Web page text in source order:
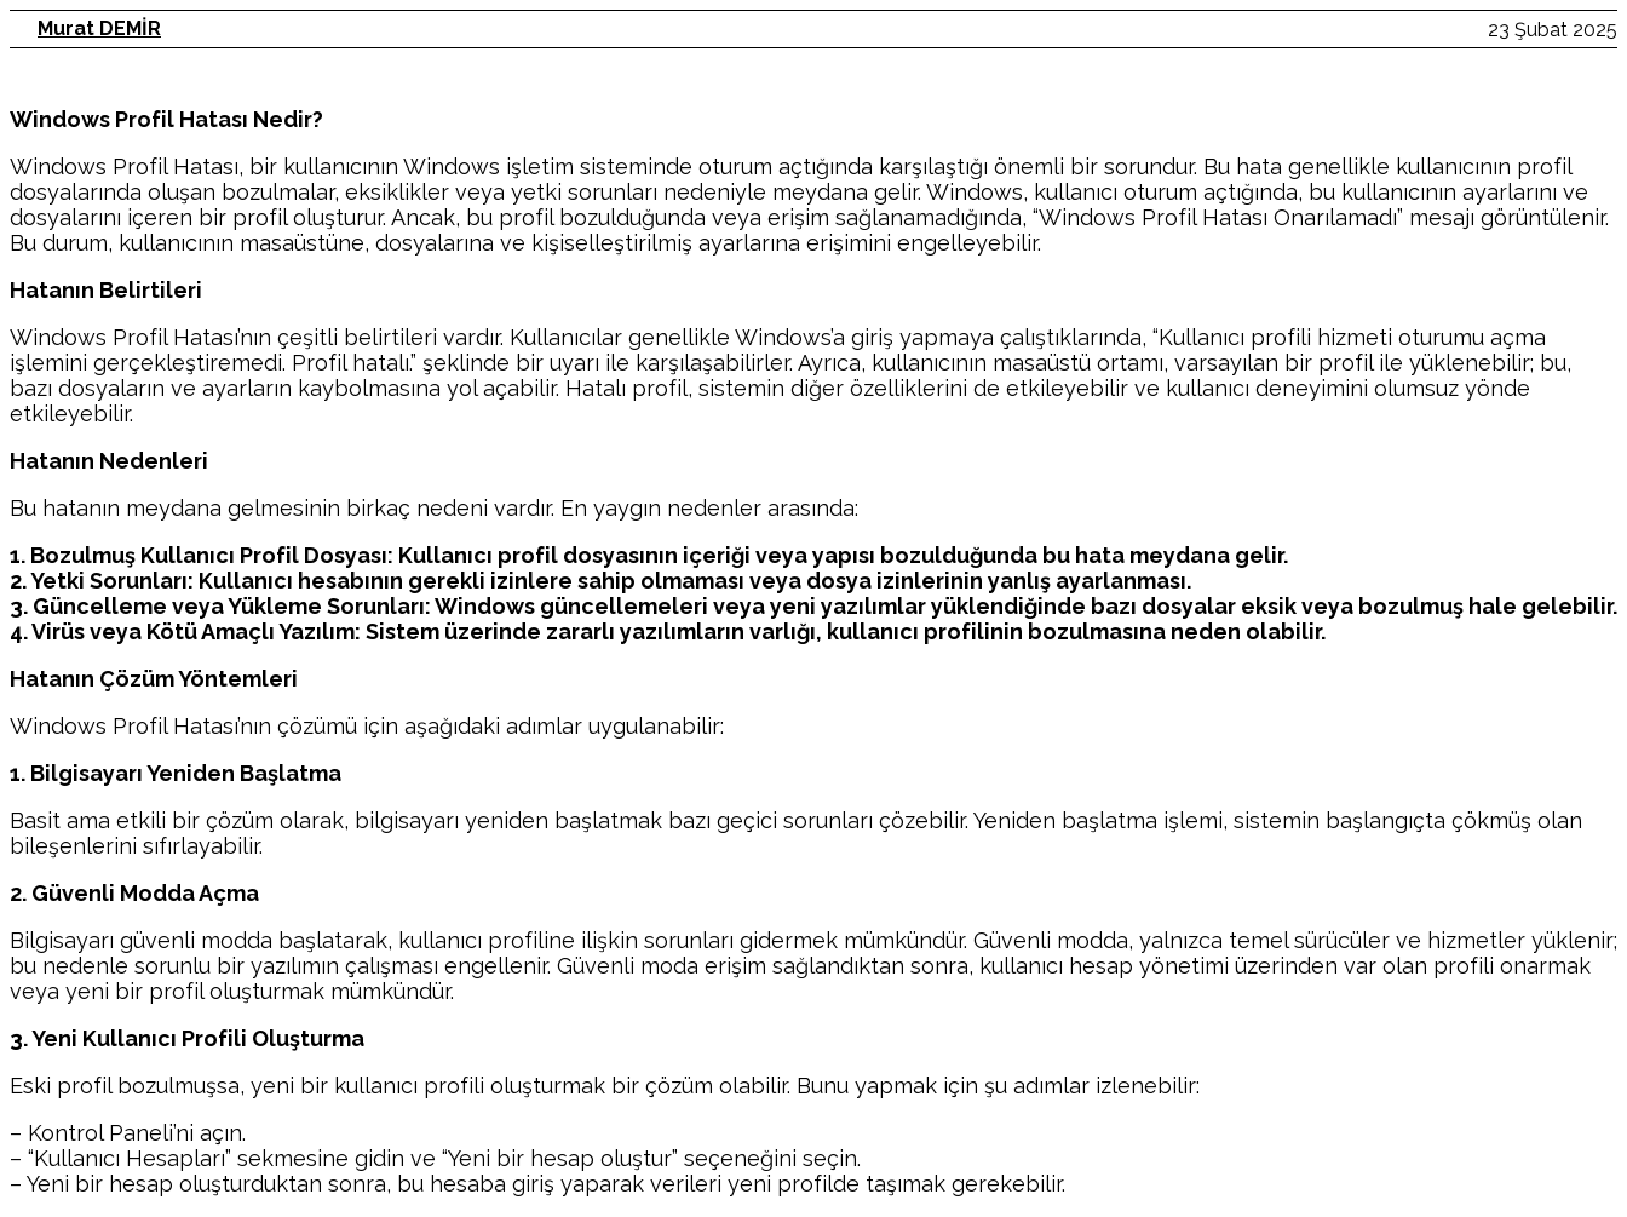
23 Şubat 2025
Murat DEMİR
Windows Profil Hatası Nedir?
Windows Profil Hatası, bir kullanıcının Windows işletim sisteminde oturum açtığında karşılaştığı önemli bir sorundur. Bu hata genellikle kullanıcının profil
dosyalarında oluşan bozulmalar, eksiklikler veya yetki sorunları nedeniyle meydana gelir. Windows, kullanıcı oturum açtığında, bu kullanıcının ayarlarını ve
dosyalarını içeren bir profil oluşturur. Ancak, bu profil bozulduğunda veya erişim sağlanamadığında, “Windows Profil Hatası Onarılamadı” mesajı görüntülenir.
Bu durum, kullanıcının masaüstüne, dosyalarına ve kişiselleştirilmiş ayarlarına erişimini engelleyebilir.
Hatanın Belirtileri
Windows Profil Hatası’nın çeşitli belirtileri vardır. Kullanıcılar genellikle Windows’a giriş yapmaya çalıştıklarında, “Kullanıcı profili hizmeti oturumu açma
işlemini gerçekleştiremedi. Profil hatalı.” şeklinde bir uyarı ile karşılaşabilirler. Ayrıca, kullanıcının masaüstü ortamı, varsayılan bir profil ile yüklenebilir; bu,
bazı dosyaların ve ayarların kaybolmasına yol açabilir. Hatalı profil, sistemin diğer özelliklerini de etkileyebilir ve kullanıcı deneyimini olumsuz yönde
etkileyebilir.
Hatanın Nedenleri
Bu hatanın meydana gelmesinin birkaç nedeni vardır. En yaygın nedenler arasında:
1. Bozulmuş Kullanıcı Profil Dosyası: Kullanıcı profil dosyasının içeriği veya yapısı bozulduğunda bu hata meydana gelir.
2. Yetki Sorunları: Kullanıcı hesabının gerekli izinlere sahip olmaması veya dosya izinlerinin yanlış ayarlanması.
3. Güncelleme veya Yükleme Sorunları: Windows güncellemeleri veya yeni yazılımlar yüklendiğinde bazı dosyalar eksik veya bozulmuş hale gelebilir.
4. Virüs veya Kötü Amaçlı Yazılım: Sistem üzerinde zararlı yazılımların varlığı, kullanıcı profilinin bozulmasına neden olabilir.
Hatanın Çözüm Yöntemleri
Windows Profil Hatası’nın çözümü için aşağıdaki adımlar uygulanabilir:
1. Bilgisayarı Yeniden Başlatma
Basit ama etkili bir çözüm olarak, bilgisayarı yeniden başlatmak bazı geçici sorunları çözebilir. Yeniden başlatma işlemi, sistemin başlangıçta çökmüş olan
bileşenlerini sıfırlayabilir.
2. Güvenli Modda Açma
Bilgisayarı güvenli modda başlatarak, kullanıcı profiline ilişkin sorunları gidermek mümkündür. Güvenli modda, yalnızca temel sürücüler ve hizmetler yüklenir;
bu nedenle sorunlu bir yazılımın çalışması engellenir. Güvenli moda erişim sağlandıktan sonra, kullanıcı hesap yönetimi üzerinden var olan profili onarmak
veya yeni bir profil oluşturmak mümkündür.
3. Yeni Kullanıcı Profili Oluşturma
Eski profil bozulmuşsa, yeni bir kullanıcı profili oluşturmak bir çözüm olabilir. Bunu yapmak için şu adımlar izlenebilir:
– Kontrol Paneli’ni açın.
– “Kullanıcı Hesapları” sekmesine gidin ve “Yeni bir hesap oluştur” seçeneğini seçin.
– Yeni bir hesap oluşturduktan sonra, bu hesaba giriş yaparak verileri yeni profilde taşımak gerekebilir.